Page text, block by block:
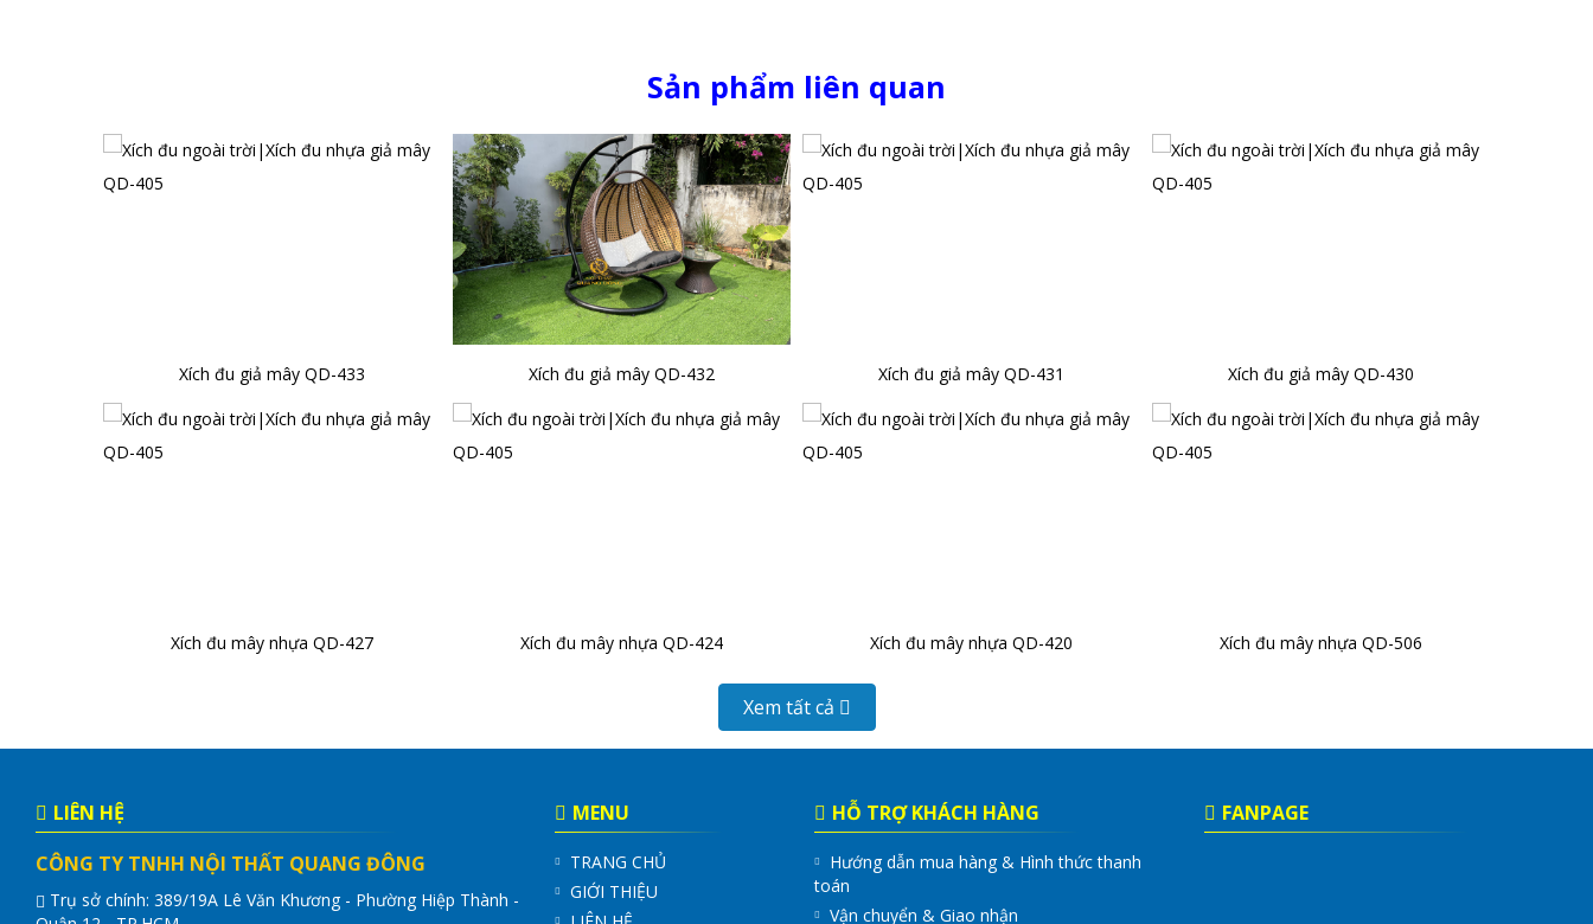
Sản phẩm liên quan
Xích đu giả mây QD-433 Xích đu giả mây QD-432 Xích đu giả mây QD-431 Xích đu giả mây QD-430
Xích đu mây nhựa QD-427 Xích đu mây nhựa QD-424 Xích đu mây nhựa QD-420 Xích đu mây nhựa QD-506
Xem tất cả
LIÊN HỆ
CÔNG TY TNHH NỘI THẤT QUANG ĐÔNG
Trụ sở chính: 389/19A Lê Văn Khương - Phường Hiệp Thành -
MENU
TRANG CHỦ
GIỚI THIỆU
HỖ TRỢ KHÁCH HÀNG
Hướng dẫn mua hàng & Hình thức thanh
toán
Vận chuyển & Giao nhận
FANPAGE